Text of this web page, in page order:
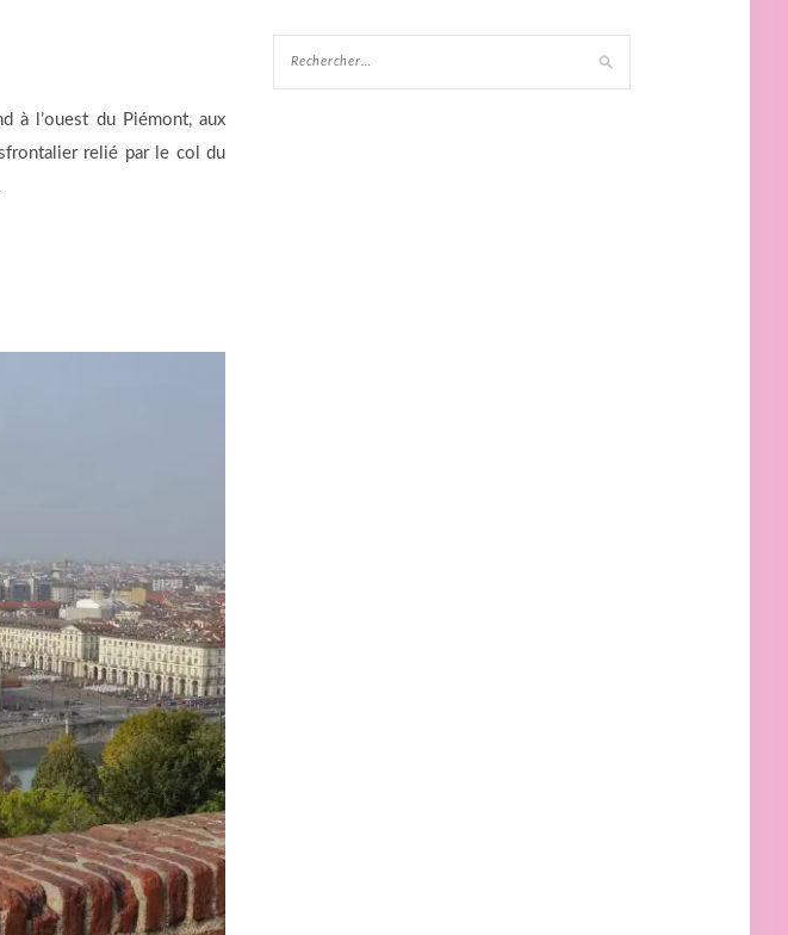
à l’ouest du Piémont, aux
relié par le col du